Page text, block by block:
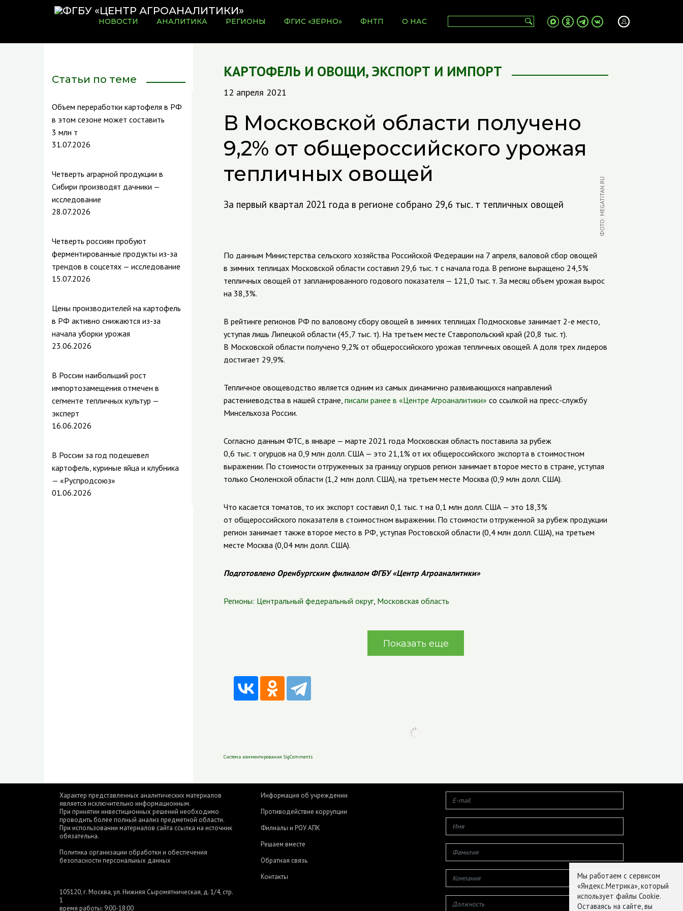
НОВОСТИ АНАЛИТИКА РЕГИОНЫ ФГИС «ЗЕРНО» ФНТП О НАС
Статьи по теме
Объем переработки картофеля в РФ
в этом сезоне может составить
3 млн т
31.07.2026
Четверть аграрной продукции в
Сибири производят дачники —
исследование
28.07.2026
Четверть россиян пробуют
ферментированные продукты из-за
трендов в соцсетях — исследование
15.07.2026
Цены производителей на картофель
в РФ активно снижаются из-за
начала уборки урожая
23.06.2026
В России наибольший рост
импортозамещения отмечен в
сегменте тепличных культур —
эксперт
16.06.2026
В России за год подешевел
картофель, куриные яйца и клубника
— «Руспродсоюз»
01.06.2026
КАРТОФЕЛЬ И ОВОЩИ, ЭКСПОРТ И ИМПОРТ
12 апреля 2021
В Московской области получено
9,2% от общероссийского урожая
тепличных овощей
За первый квартал 2021 года в регионе собрано 29,6 тыс. т тепличных овощей ФОТО: MEGATITAN.RU
По данным Министерства сельского хозяйства Российской Федерации на 7 апреля, валовой сбор овощей
в зимних теплицах Московской области составил 29,6 тыс. т с начала года. В регионе выращено 24,5%
тепличных овощей от запланированного годового показателя — 121,0 тыс. т. За месяц объем урожая вырос
на 38,3%.
В рейтинге регионов РФ по валовому сбору овощей в зимних теплицах Подмосковье занимает 2-е место,
уступая лишь Липецкой области (45,7 тыс. т). На третьем месте Ставропольский край (20,8 тыс. т).
В Московской области получено 9,2% от общероссийского урожая тепличных овощей. А доля трех лидеров
достигает 29,9%.
Тепличное овощеводство является одним из самых динамично развивающихся направлений
растениеводства в нашей стране, писали ранее в «Центре Агроаналитики» со ссылкой на пресс-службу
Минсельхоза России.
Согласно данным ФТС, в январе — марте 2021 года Московская область поставила за рубеж
0,6 тыс. т огурцов на 0,9 млн долл. США — это 21,1% от их общероссийского экспорта в стоимостном
выражении. По стоимости отгруженных за границу огурцов регион занимает второе место в стране, уступая
только Смоленской области (1,2 млн долл. США), на третьем месте Москва (0,9 млн долл. США).
Что касается томатов, то их экспорт составил 0,1 тыс. т на 0,1 млн долл. США — это 18,3%
от общероссийского показателя в стоимостном выражении. По стоимости отгруженной за рубеж продукции
регион занимает также второе место в РФ, уступая Ростовской области (0,4 млн долл. США), на третьем
месте Москва (0,04 млн долл. США).
Подготовлено Оренбургским филиалом ФГБУ «Центр Агроаналитики»
Регионы: Центральный федеральный округ, Московская область
Показать еще
Система комментирования SigComments
Характер представленных аналитических материалов
является исключительно информационным.
При принятии инвестиционных решений необходимо
проводить более полный анализ предметной области.
При использовании материалов сайта ссылка на источник
обязательна.
Политика организации обработки и обеспечения
безопасности персональных данных
105120, г. Москва, ул. Нижняя Сыромятническая, д. 1/4, стр.
1
время работы: 9:00-18:00
Информация об учреждении
Противодействие коррупции
Филиалы и РОУ АПК
Решаем вместе
Обратная связь
Контакты
Мы работаем с сервисом
«Яндекс.Метрика», который
использует файлы Cookie.
Оставаясь на сайте, вы